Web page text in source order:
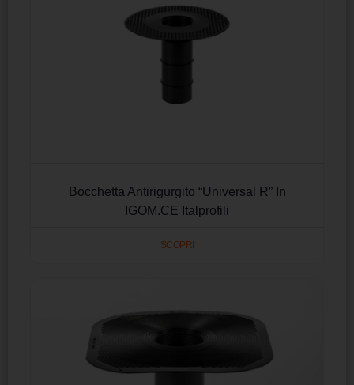
Bocchetta Antirigurgito “Universal R” In
IGOM.CE Italprofili
SCOPRI